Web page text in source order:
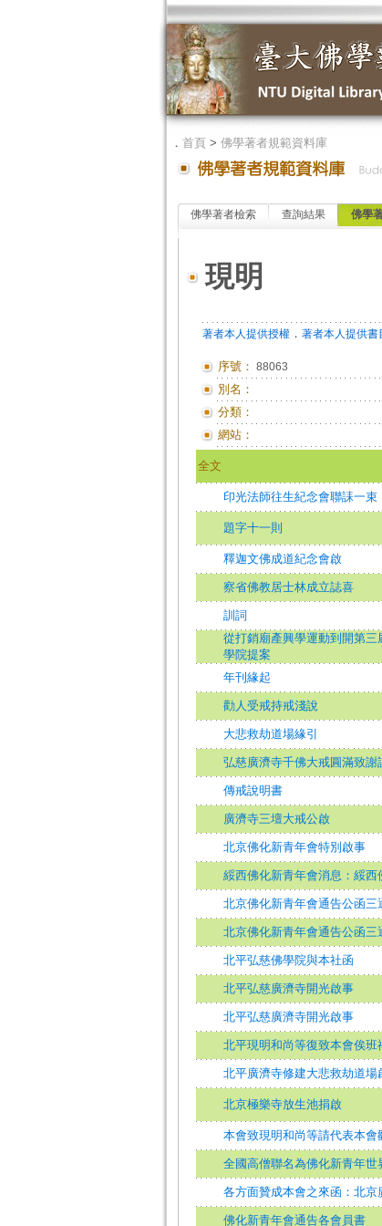
． 首頁> 佛學著者規範資料庫
佛學著者檢索 查詢結果 佛學
現明
著者本人提供授權． 著者本人提供書
序號： 88063
別名：
分類：
網站：
全文
印光法師往生紀念會聯誄一束
題字十一則
釋迦文佛成道紀念會啟
察省佛教居士林成立誌喜
訓詞
從打銷廟產興學運動到開第
學院提案
年刊緣起
勸人受戒持戒淺說
大悲救劫道場緣引
弘慈廣濟寺千佛大戒圓滿致謝
傳戒說明書
廣濟寺三壇大戒公啟
北京佛化新青年會特別啟事
綏西佛化新青年會消息：綏西
北京佛化新青年會通告公函三
北京佛化新青年會通告公函
北平弘慈佛學院與本社函
北平弘慈廣濟寺開光啟事
北平弘慈廣濟寺開光啟事
北平現明和尚等復致本會俟班
北平廣濟寺修建大悲救劫道場
北京極樂寺放生池捐啟
本會致現明和尚等請代表本會
全國高僧聯名為佛化新青年世
各方面贊成本會之來函：北京
佛化新青年會通告各會員書